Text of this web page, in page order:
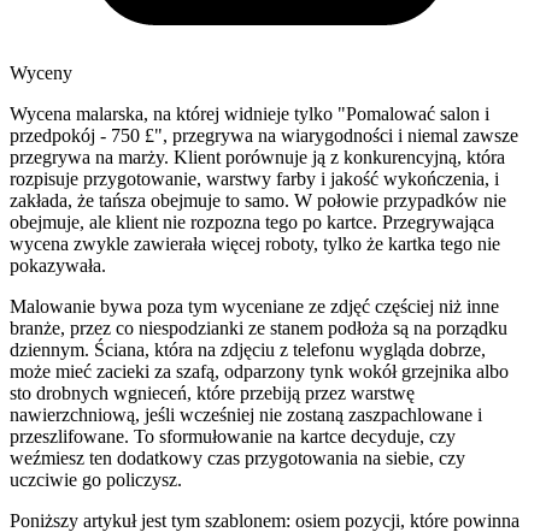
Wyceny
Wycena malarska, na której widnieje tylko "Pomalować salon i
przedpokój - 750 £", przegrywa na wiarygodności i niemal zawsze
przegrywa na marży. Klient porównuje ją z konkurencyjną, która
rozpisuje przygotowanie, warstwy farby i jakość wykończenia, i
zakłada, że tańsza obejmuje to samo. W połowie przypadków nie
obejmuje, ale klient nie rozpozna tego po kartce. Przegrywająca
wycena zwykle zawierała więcej roboty, tylko że kartka tego nie
pokazywała.
Malowanie bywa poza tym wyceniane ze zdjęć częściej niż inne
branże, przez co niespodzianki ze stanem podłoża są na porządku
dziennym. Ściana, która na zdjęciu z telefonu wygląda dobrze,
może mieć zacieki za szafą, odparzony tynk wokół grzejnika albo
sto drobnych wgnieceń, które przebiją przez warstwę
nawierzchniową, jeśli wcześniej nie zostaną zaszpachlowane i
przeszlifowane. To sformułowanie na kartce decyduje, czy
weźmiesz ten dodatkowy czas przygotowania na siebie, czy
uczciwie go policzysz.
Poniższy artykuł jest tym szablonem: osiem pozycji, które powinna